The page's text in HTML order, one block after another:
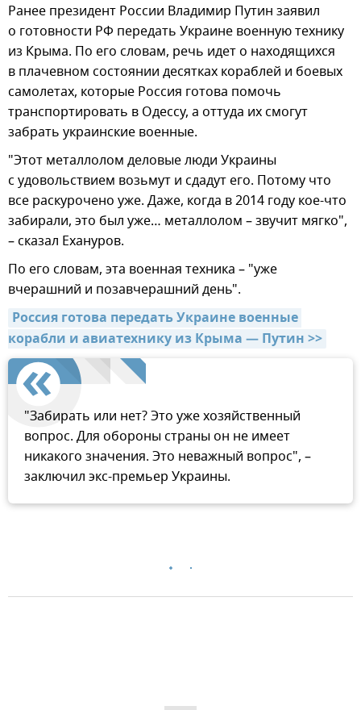
Ранее президент России Владимир Путин заявил
о готовности РФ передать Украине военную технику
из Крыма. По его словам, речь идет о находящихся
в плачевном состоянии десятках кораблей и боевых
самолетах, которые Россия готова помочь
транспортировать в Одессу, а оттуда их смогут
забрать украинские военные.
"Этот металлолом деловые люди Украины
с удовольствием возьмут и сдадут его. Потому что
все раскурочено уже. Даже, когда в 2014 году кое-что
забирали, это был уже… металлолом – звучит мягко",
– сказал Ехануров.
По его словам, эта военная техника – "уже
вчерашний и позавчерашний день".
Россия готова передать Украине военные
корабли и авиатехнику из Крыма — Путин >>
"Забирать или нет? Это уже хозяйственный
вопрос. Для обороны страны он не имеет
никакого значения. Это неважный вопрос", –
заключил экс-премьер Украины.